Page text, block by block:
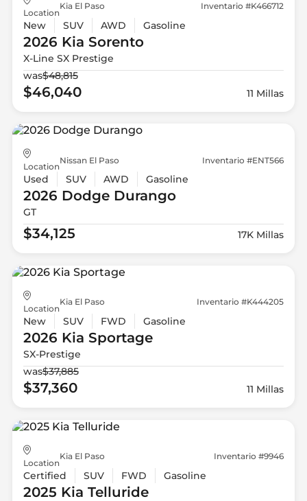
Location
Kia El Paso Inventario #K466712
New SUV AWD Gasoline
2026 Kia Sorento
X-Line SX Prestige
was$48,815
$46,040 11 Millas
Location
Nissan El Paso Inventario #ENT566
Used SUV AWD Gasoline
2026 DodgeDurango
GT
$34,125 17K Millas
Location
Kia El Paso Inventario #K444205
New SUV FWD Gasoline
2026 Kia Sportage
SX-Prestige
was$37,885
$37,360 11 Millas
Location
Kia El Paso Inventario #9946
Certified SUV FWD Gasoline
2025 Kia Telluride